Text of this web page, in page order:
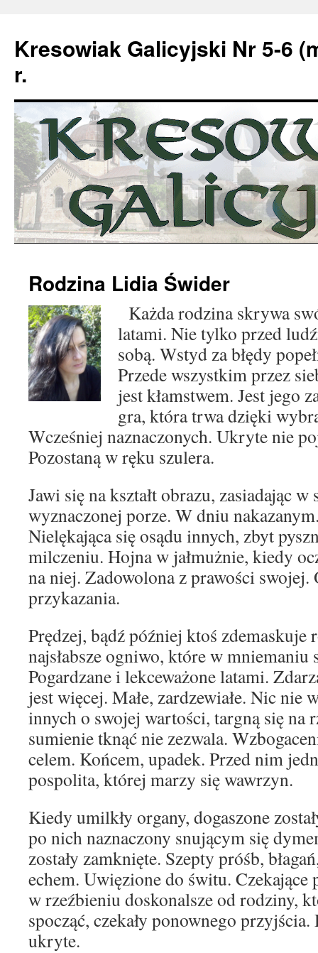
Kresowiak Galicyjski Nr 5-6
r.
treści
Rodzina Lidia Świder
Każda rodzina skrywa
latami. Nie tylko przed
sobą. Wstyd za błędy
Przede wszystkim przez
jest kłamstwem. Jest jego
gra, która trwa dzięki
Wcześniej naznaczonych. Ukryte nie
Pozostaną w ręku szulera.
Jawi się na kształt obrazu, zasiadając w
wyznaczonej porze. W dniu
Nielękająca się osądu innych, zbyt
milczeniu. Hojna w jałmużnie, kiedy
na niej. Zadowolona z prawości swojej.
przykazania.
Prędzej, bądź później ktoś zdemaskuje
najsłabsze ogniwo, które w mniemaniu
Pogardzane i lekceważone latami.
jest więcej. Małe, zardzewiałe. Nic nie
innych o swojej wartości, targną się na
sumienie tknąć nie zezwala.
celem. Końcem, upadek. Przed nim
pospolita, której marzy się wawrzyn.
Kiedy umilkły organy, dogaszone
po nich naznaczony snującym się
zostały zamknięte. Szepty próśb,
echem. Uwięzione do świtu. Czekające
w rzeźbieniu doskonalsze od rodziny,
spocząć, czekały ponownego
ukryte.